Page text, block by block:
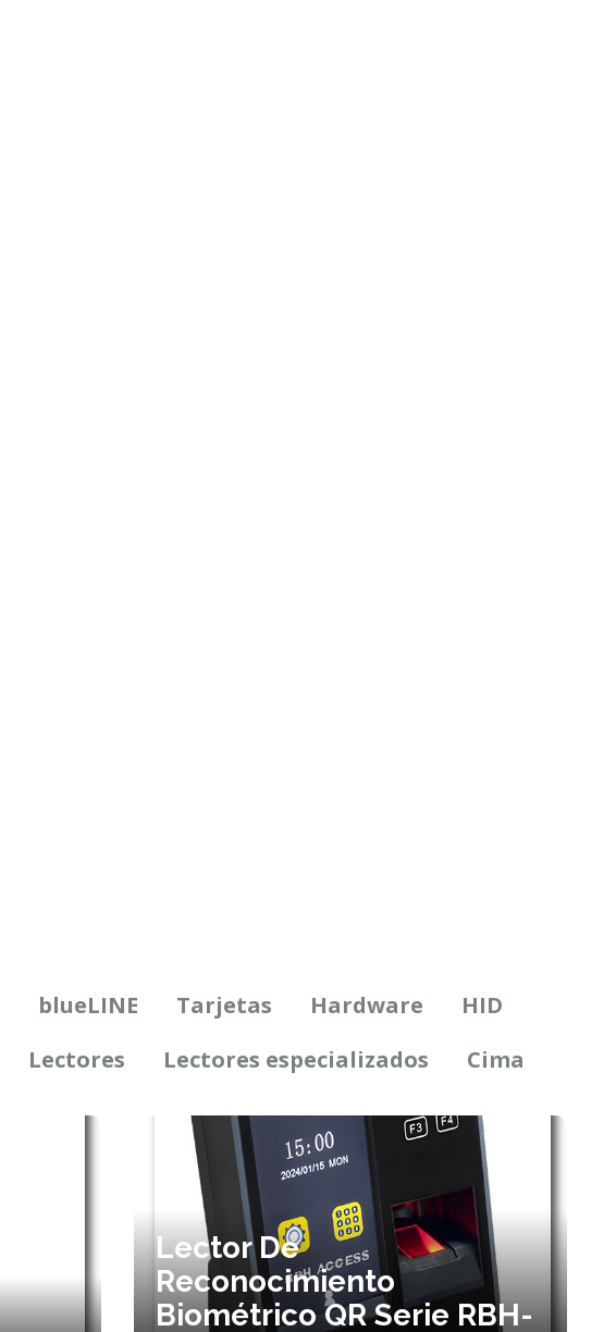
blueLINE Tarjetas Hardware
HID
Lectores Lectores especializados Cima
Lector De
Reconocimiento
Biométrico QR Serie RBH-